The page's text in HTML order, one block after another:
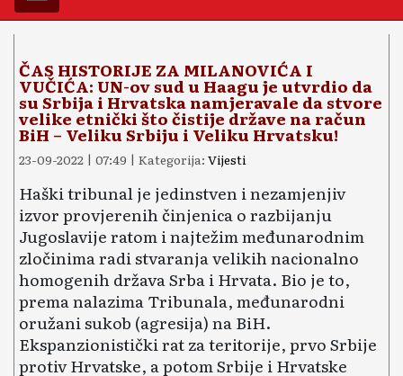
ČAS HISTORIJE ZA MILANOVIĆA I
VUČIĆA: UN-ov sud u Haagu je utvrdio da
su Srbija i Hrvatska namjeravale da stvore
velike etnički što čistije države na račun
BiH – Veliku Srbiju i Veliku Hrvatsku!
23-09-2022 | 07:49 | Kategorija: Vijesti
Haški tribunal je jedinstven i nezamjenjiv
izvor provjerenih činjenica o razbijanju
Jugoslavije ratom i najtežim međunarodnim
zločinima radi stvaranja velikih nacionalno
homogenih država Srba i Hrvata. Bio je to,
prema nalazima Tribunala, međunarodni
oružani sukob (agresija) na BiH.
Ekspanzionistički rat za teritorije, prvo Srbije
protiv Hrvatske, a potom Srbije i Hrvatske